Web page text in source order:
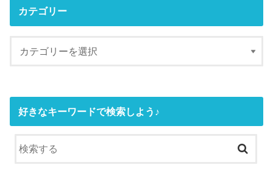
カテゴリー
好きなキーワードで検索しよう♪